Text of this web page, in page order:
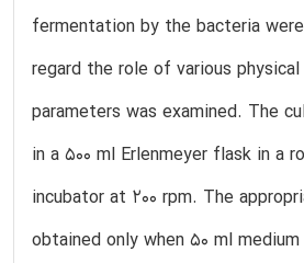
fermentation by the bacteria
regard the role of various
parameters was examined. The
in a 500 ml Erlenmeyer flask in a
incubator at 200 rpm. The
obtained only when 50 ml